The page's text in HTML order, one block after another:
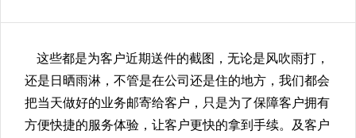
这些都是为客户近期送件的截图，无论是风吹雨打，
还是日晒雨淋，不管是在公司还是住的地方，我们都会
把当天做好的业务邮寄给客户，只是为了保障客户拥有
方便快捷的服务体验，让客户更快的拿到手续。及客户